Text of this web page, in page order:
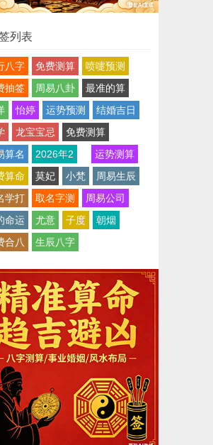
列表
八字 免费测算
喷嚏预测
抽签
周易八卦
最准的算
怡婷 运势预测
结婚吉日
龙宝宝忌
免费测算
算名
2026年2
运势测算
算命
莫妃 小梵
周易生辰
学打
取名字测
周易公司
命运
尤意 子度
朝烟
合八
生辰八字